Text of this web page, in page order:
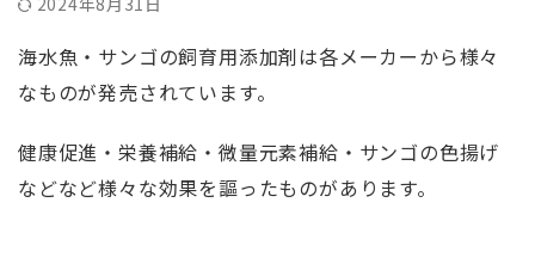
海水魚・サンゴの飼育用添加剤は各メーカーから様々
なものが発売されています。
健康促進・栄養補給・微量元素補給・サンゴの色揚げ
などなど様々な効果を謳ったものがあります。